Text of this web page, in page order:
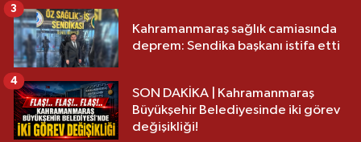
Kahramanmaraş sağlık camiasında
deprem: Sendika başkanı istifa etti
3
SON DAKİKA | Kahramanmaraş
Büyükşehir Belediyesinde iki görev
değişikliği!
4